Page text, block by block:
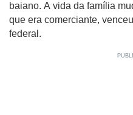
baiano. A vida da família
que era comerciante,
federal.